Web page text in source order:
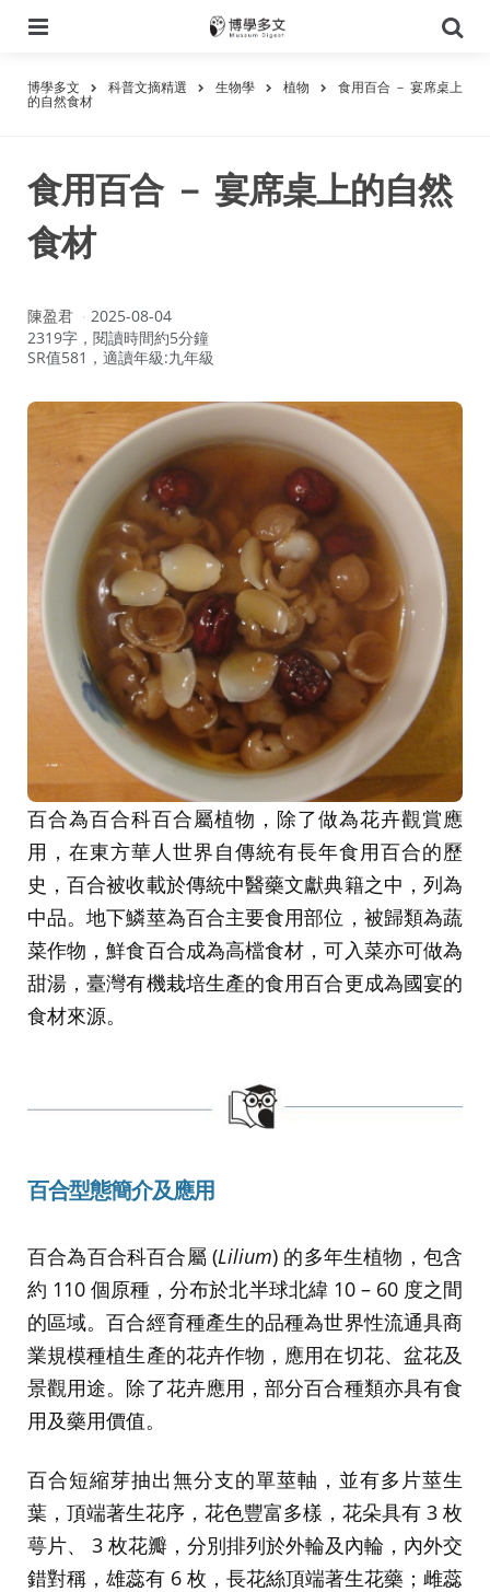
尋
博學多文 科普文摘精選 生物學 植物 食用百合 － 宴席桌上
的自然食材
食用百合 － 宴席桌上的自然
食材
作
者：
陳盈君
2025-08-04
2319字，閱讀時間約5分鐘
SR值581，適讀年級:九年級
百合為百合科百合屬植物，除了做為花卉觀賞應
用，在東方華人世界自傳統有長年食用百合的歷
史，百合被收載於傳統中醫藥文獻典籍之中，列為
中品。地下鱗莖為百合主要食用部位，被歸類為蔬
菜作物，鮮食百合成為高檔食材，可入菜亦可做為
甜湯，臺灣有機栽培生產的食用百合更成為國宴的
食材來源。
百合型態簡介及應用
百合為百合科百合屬 (Lilium) 的多年生植物，包含
約 110 個原種，分布於北半球北緯 10 – 60 度之間
的區域。百合經育種產生的品種為世界性流通具商
業規模種植生產的花卉作物，應用在切花、盆花及
景觀用途。除了花卉應用，部分百合種類亦具有食
用及藥用價值。
百合短縮芽抽出無分支的單莖軸，並有多片莖生
葉，頂端著生花序，花色豐富多樣，花朵具有 3 枚
萼片、 3 枚花瓣，分別排列於外輪及內輪，內外交
錯對稱，雄蕊有 6 枚，長花絲頂端著生花藥；雌蕊